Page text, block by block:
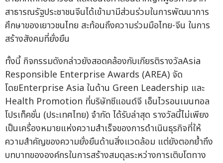
สาธารณรัฐประชาชนจีนได้เข้ามามีส่วนร่วมในการพัฒนาการ
ศึกษาของเยาวชนไทย สะท้อนถึงความร่วมมือไทย-จีน ในการ
สร้างสังคมที่ยั่งยืน
ทั้งนี้ กิจกรรมดังกล่าวยังสอดคล้องกับเกียรติรางวัลAsia
Responsible Enterprise Awards (AREA) จัด
โดยEnterprise Asia ในด้าน Green Leadership และ
Health Promotion ที่บริษัทซีแอนด์จี เอ็นไวรอนเมนทอล
โปรเท็คชั่น (ประเทศไทย) จำกัด ได้รับล่าสุด รางวัลนี้ไม่เพียง
เป็นเครื่องหมายแห่งความสำเร็จของการดำเนินธุรกิจที่ให้
ความสำคัญของความยั่งยืนด้านสิ่งแวดล้อม แต่ยังตอกย้ำถึง
บทบาทขององค์กรในการสร้างสมดุลระหว่างการเติบโตทาง